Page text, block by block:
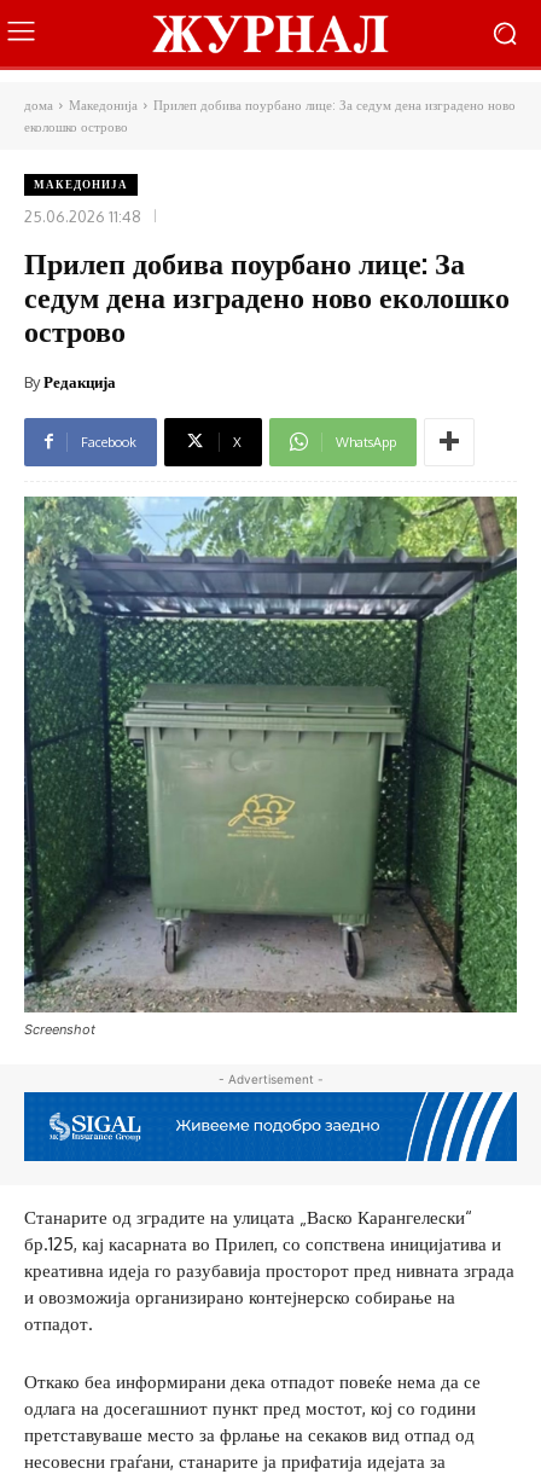
дома Македонија
Прилеп добива поурбано лице: За седум дена изградено ново
еколошко острово
МАКЕДОНИЈА
25.06.2026 11:48
Прилеп добива поурбано лице: За
седум дена изградено ново еколошко
острово
ByРедакција
Facebook X WhatsApp
Screenshot
- Advertisement -
Станарите од зградите на улицата „Васко Карангелески“
бр.125, кај касарната во Прилеп, со сопствена иницијатива и
креативна идеја го разубавија просторот пред нивната зграда
и овозможија организирано контејнерско собирање на
отпадот.
Откако беа информирани дека отпадот повеќе нема да се
одлага на досегашниот пункт пред мостот, кој со години
претставуваше место за фрлање на секаков вид отпад од
несовесни граѓани, станарите ја прифатија идејата за